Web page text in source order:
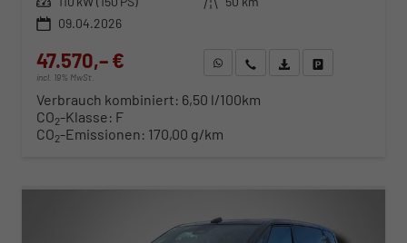
09.04.2026
47.570,– €
incl. 19% MwSt.
WhatsApp anfragen
Wir rufen Sie anFahrzeugexposé (PDF)
Verbrauch kombiniert: 6,50 l/100km
CO2-Klasse: F
CO2-Emissionen: 170,00 g/km